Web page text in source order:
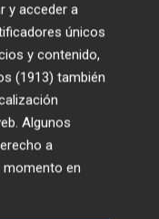
y acceder a
únicos
y contenido,
(1913) también
Algunos
a
momento en